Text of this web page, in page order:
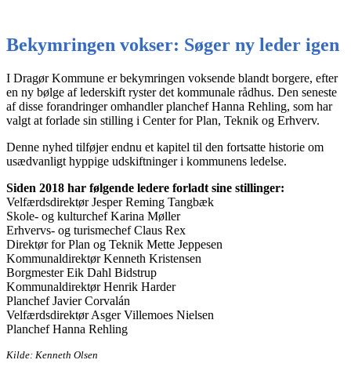
Bekymringen vokser: Søger ny leder igen
I Dragør Kommune er bekymringen voksende blandt borgere, efter
en ny bølge af lederskift ryster det kommunale rådhus. Den seneste
af disse forandringer omhandler planchef Hanna Rehling, som har
valgt at forlade sin stilling i Center for Plan, Teknik og Erhverv.
Denne nyhed tilføjer endnu et kapitel til den fortsatte historie om
usædvanligt hyppige udskiftninger i kommunens ledelse.
Siden 2018 har følgende ledere forladt sine stillinger:
Velfærdsdirektør Jesper Reming Tangbæk
Skole- og kulturchef Karina Møller
Erhvervs- og turismechef Claus Rex
Direktør for Plan og Teknik Mette Jeppesen
Kommunaldirektør Kenneth Kristensen
Borgmester Eik Dahl Bidstrup
Kommunaldirektør Henrik Harder
Planchef Javier Corvalán
Velfærdsdirektør Asger Villemoes Nielsen
Planchef Hanna Rehling
Kilde: Kenneth Olsen